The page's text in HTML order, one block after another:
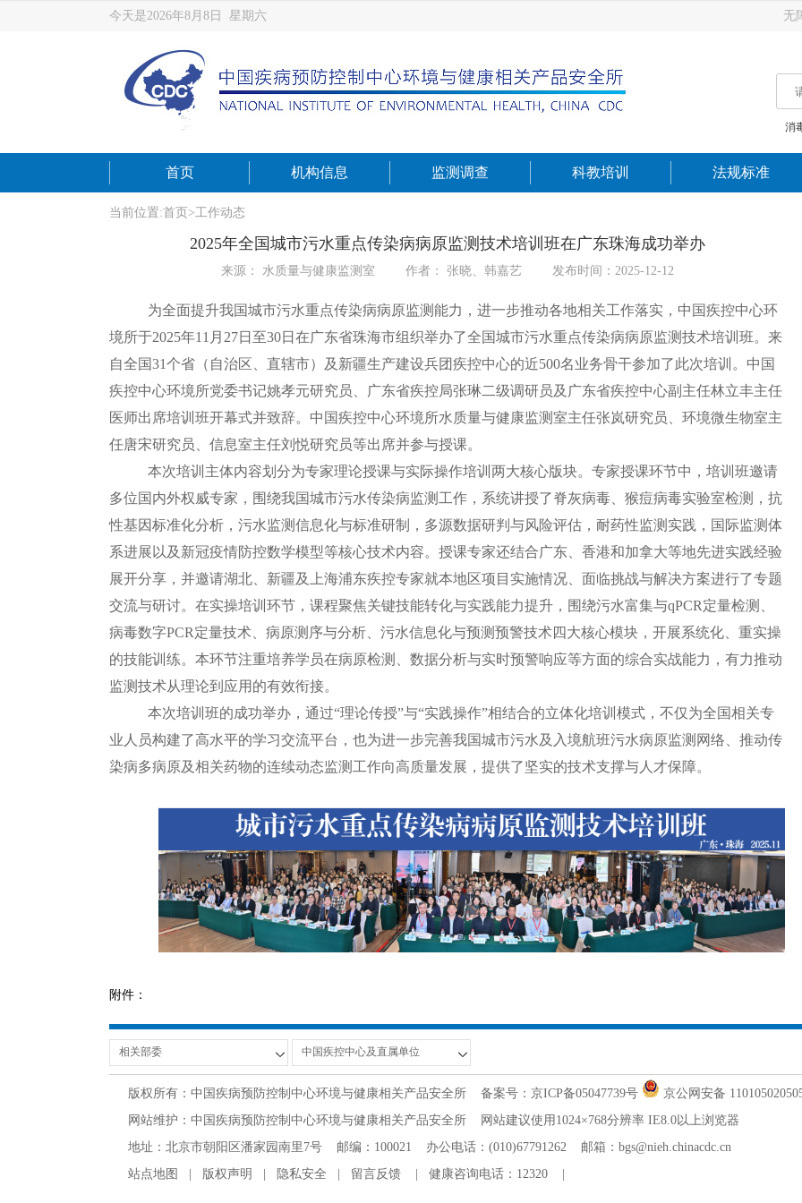
今天是2026年8月8日 星期六 无
消
首页 机构信息 监测调查 科教培训 法规标准
当前位置:首页 >工作动态
2025年全国城市污水重点传染病病原监测技术培训班在广东珠海成功举办
来源： 水质量与健康监测室 作者： 张晓、韩嘉艺 发布时间：2025-12-12
为全面提升我国城市污水重点传染病病原监测能力，进一步推动各地相关工作落实，中国疾控中心环
境所于2025年11月27日至30日在广东省珠海市组织举办了全国城市污水重点传染病病原监测技术培训班。来
自全国31个省（自治区、直辖市）及新疆生产建设兵团疾控中心的近500名业务骨干参加了此次培训。中国
疾控中心环境所党委书记姚孝元研究员、广东省疾控局张琳二级调研员及广东省疾控中心副主任林立丰主任
医师出席培训班开幕式并致辞。中国疾控中心环境所水质量与健康监测室主任张岚研究员、环境微生物室主
任唐宋研究员、信息室主任刘悦研究员等出席并参与授课。
本次培训主体内容划分为专家理论授课与实际操作培训两大核心版块。 专家授课环节中，培训班邀请
多位国内外权威专家，围绕我国城市污水传染病监测工作，系统讲授了脊灰病毒、猴痘病毒实验室检测，抗
性基因标准化分析，污水监测信息化与标准研制，多源数据研判与风险评估，耐药性监测实践，国际监测体
系进展以及新冠疫情防控数学模型等核心技术内容。授课专家还结合广东、香港和加拿大等地先进实践经验
展开分享，并邀请湖北、新疆及上海浦东疾控专家就本地区项目实施情况、面临挑战与解决方案进行了专题
交流与研讨。在实操培训环节，课程聚焦关键技能转化与实践能力提升，围绕污水富集与qPCR定量检测、
病毒数字PCR定量技术、病原测序与分析、污水信息化与预测预警技术四大核心模块，开展系统化、重实操
的技能训练。本环节注重培养学员在病原检测、数据分析与实时预警响应等方面的综合实战能力，有力推动
监测技术从理论到应用的有效衔接。
本次培训班的成功举办，通过“理论传授”与“实践操作”相结合的立体化培训模式，不仅为全国相关专
业人员构建了高水平的学习交流平台，也为进一步完善我国城市污水及入境航班污水病原监测网络、推动传
染病多病原及相关药物的连续动态监测工作向高质量发展，提供了坚实的技术支撑与人才保障。
附件：
版权所有：中国疾病预防控制中心环境与健康相关产品安全所 备案号：京ICP备05047739号
京公网安备
网站维护：中国疾病预防控制中心环境与健康相关产品安全所 网站建议使用1024×768分辨率 IE8.0以上浏览器
地址：北京市朝阳区潘家园南里7号 邮编：100021 办公电话：(010)67791262 邮箱：bgs@nieh.chinacdc.cn
站点地图
版权声明 隐私安全 留言反馈 健康咨询电话：12320